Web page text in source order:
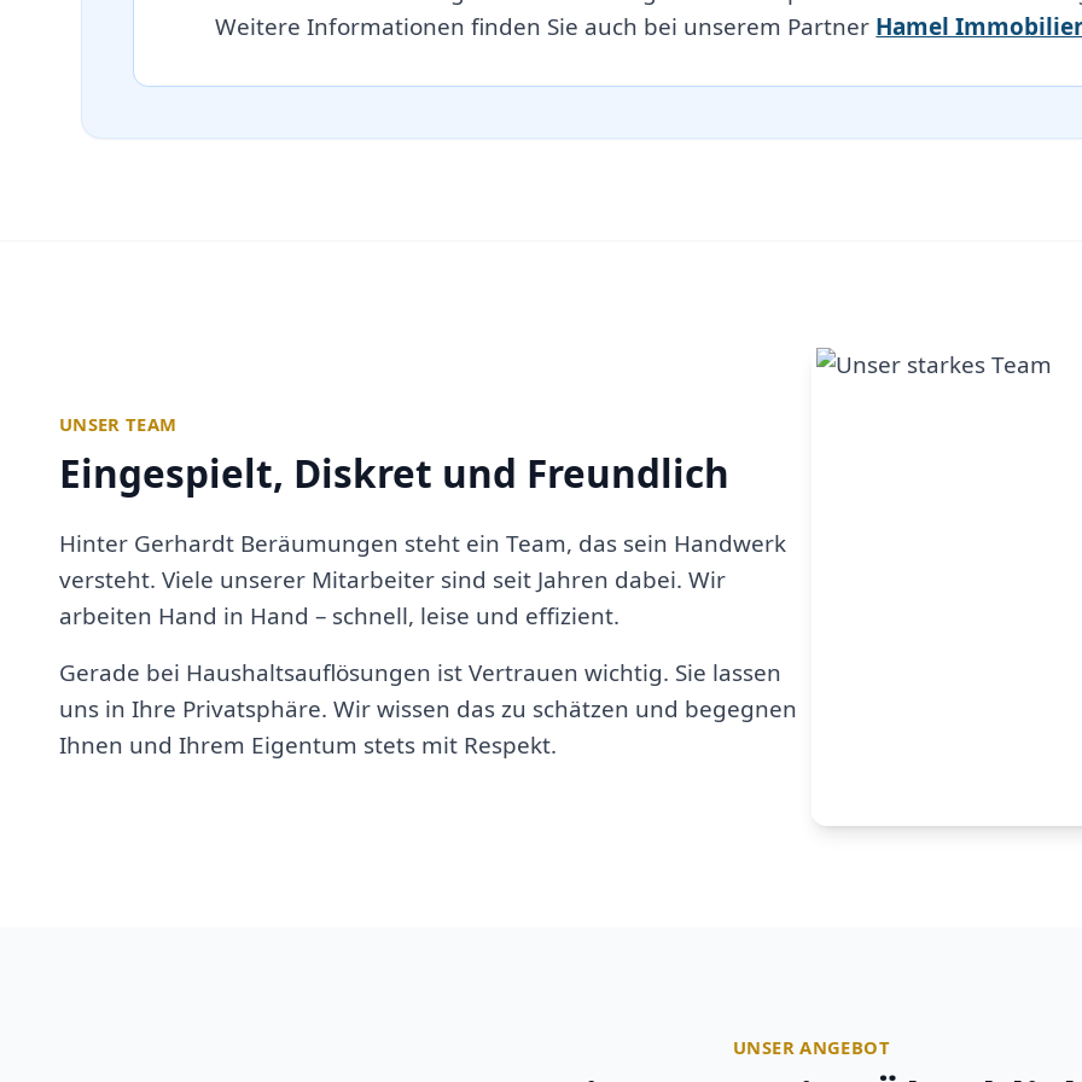
Weitere Informationen finden Sie auch bei unserem Partner Hamel
UNSER TEAM
Eingespielt, Diskret und Freundlich
Hinter Gerhardt Beräumungen steht ein Team, das sein Handwerk
versteht. Viele unserer Mitarbeiter sind seit Jahren dabei. Wir
arbeiten Hand in Hand – schnell, leise und effizient.
Gerade bei Haushaltsauflösungen ist Vertrauen wichtig. Sie lassen
uns in Ihre Privatsphäre. Wir wissen das zu schätzen und begegnen
Ihnen und Ihrem Eigentum stets mit Respekt.
UNSER ANGEBOT